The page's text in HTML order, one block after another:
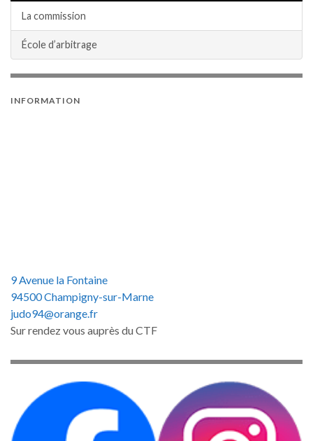
La commission
École d’arbitrage
INFORMATION
9 Avenue la Fontaine
94500 Champigny-sur-Marne
judo94@orange.fr
Sur rendez vous auprès du CTF